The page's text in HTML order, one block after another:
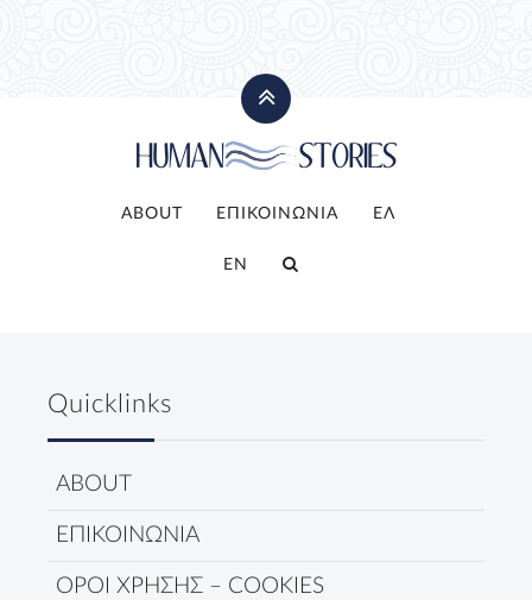
ABOUT ΕΠΙΚΟΙΝΩΝΙΑ ΕΛ
EN
Quicklinks
ABOUT
ΕΠΙΚΟΙΝΩΝΙΑ
ΟΡΟΙ ΧΡΗΣΗΣ – COOKIES